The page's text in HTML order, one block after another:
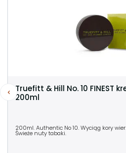
Truefitt & Hill No. 10 FINEST
200ml
200ml. Authentic No 10. Wyciąg kory
Świeże nuty tabaki.